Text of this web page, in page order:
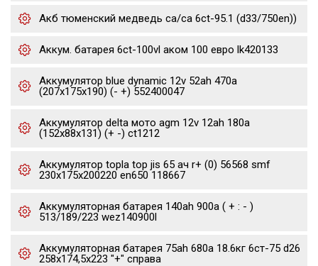
Акб тюменский медведь ca/ca 6ct-95.1 (d33/750en))
Аккум. батарея 6ct-100vl аком 100 евро lk420133
Аккумулятор blue dynamic 12v 52ah 470a
(207x175x190) (- +) 552400047
Аккумулятор delta мото agm 12v 12ah 180a
(152x88x131) (+ -) ct1212
Аккумулятор topla top jis 65 ач r+ (0) 56568 smf
230x175x200220 en650 118667
Аккумуляторная батарея 140ah 900a ( + : - )
513/189/223 wez140900l
Аккумуляторная батарея 75ah 680a 18.6кг 6ст-75 d26
258x174,5x223 "+" справа